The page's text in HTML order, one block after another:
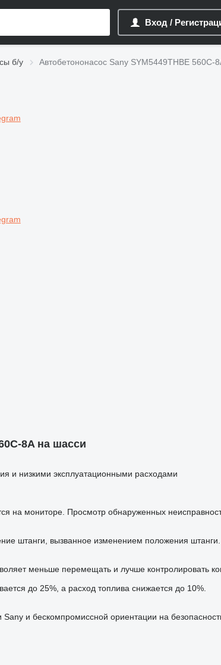
Вход /
б/у Автобетононасос Sany SYM5449THBE 560C-
8A на шасси
и низкими эксплуатационными расходами
на мониторе. Просмотр обнаруженных
вызванное изменением положения штанги.
меньше перемещать и лучше контролировать
до 25%, а расход топлива снижается до 10%.
и бескомпромиссной ориентации на